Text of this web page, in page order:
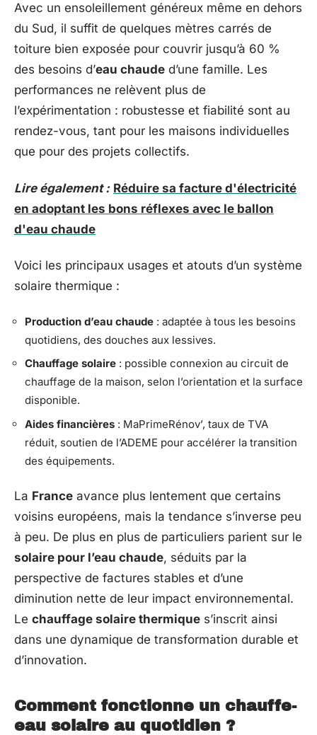
Avec un ensoleillement généreux même en dehors
du Sud, il suffit de quelques mètres carrés de
toiture bien exposée pour couvrir jusqu’à 60 %
des besoins d’eau chaude d’une famille. Les
performances ne relèvent plus de
l’expérimentation : robustesse et fiabilité sont au
rendez-vous, tant pour les maisons individuelles
que pour des projets collectifs.
Lire également : Réduire sa facture d'électricité
en adoptant les bons réflexes avec le ballon
d'eau chaude
Voici les principaux usages et atouts d’un système
solaire thermique :
Production d’eau chaude : adaptée à tous les besoins
quotidiens, des douches aux lessives.
Chauffage solaire : possible connexion au circuit de
chauffage de la maison, selon l’orientation et la surface
disponible.
Aides financières : MaPrimeRénov’, taux de TVA
réduit, soutien de l’ADEME pour accélérer la transition
des équipements.
La France avance plus lentement que certains
voisins européens, mais la tendance s’inverse peu
à peu. De plus en plus de particuliers parient sur le
solaire pour l’eau chaude, séduits par la
perspective de factures stables et d’une
diminution nette de leur impact environnemental.
Le chauffage solaire thermique s’inscrit ainsi
dans une dynamique de transformation durable et
d’innovation.
Comment fonctionne un chauffe-
eau solaire au quotidien ?